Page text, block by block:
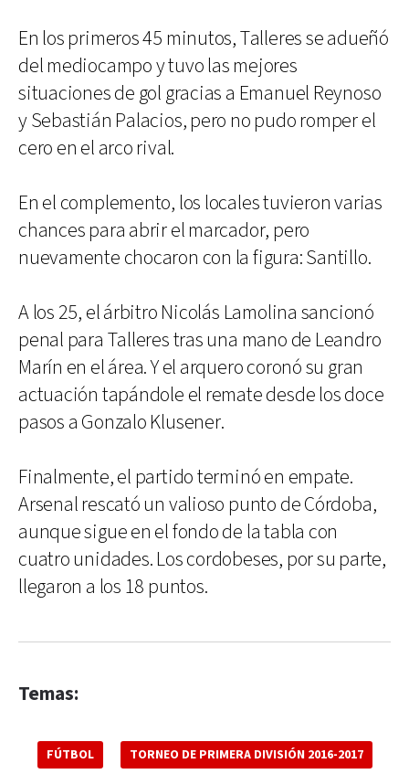
En los primeros 45 minutos, Talleres se adueñó
del mediocampo y tuvo las mejores
situaciones de gol gracias a Emanuel Reynoso
y Sebastián Palacios, pero no pudo romper el
cero en el arco rival.
En el complemento, los locales tuvieron varias
chances para abrir el marcador, pero
nuevamente chocaron con la figura: Santillo.
A los 25, el árbitro Nicolás Lamolina sancionó
penal para Talleres tras una mano de Leandro
Marín en el área. Y el arquero coronó su gran
actuación tapándole el remate desde los doce
pasos a Gonzalo Klusener.
Finalmente, el partido terminó en empate.
Arsenal rescató un valioso punto de Córdoba,
aunque sigue en el fondo de la tabla con
cuatro unidades. Los cordobeses, por su parte,
llegaron a los 18 puntos.
Temas:
FÚTBOL TORNEO DE PRIMERA DIVISIÓN 2016-2017